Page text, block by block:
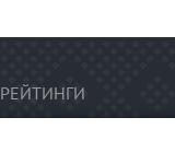
РЕЙТИНГИ